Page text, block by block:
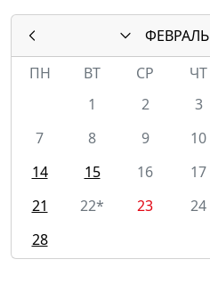
ФЕВРАЛЬ
ПН
ВТ СР ЧТ
1
2 3
7
8 9 10
14
15 16 17
21
22* 23 24
28